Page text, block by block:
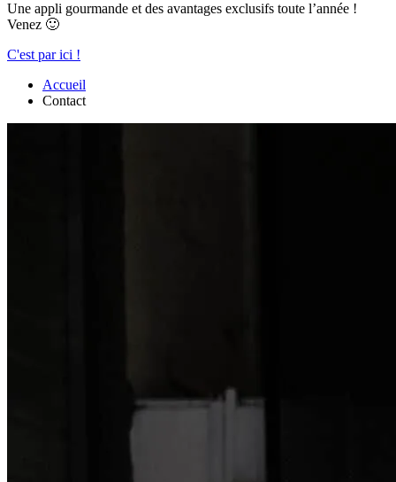
Une appli gourmande et des avantages exclusifs toute l’année !
Venez 🙂
C'est par ici !
Accueil
Contact